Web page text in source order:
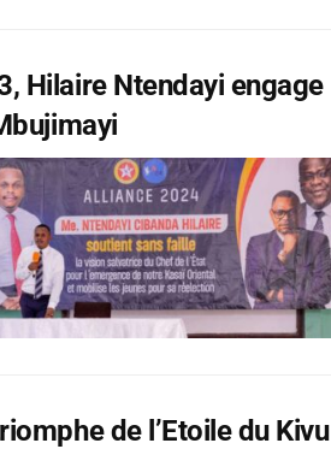
Hilaire Ntendayi engage
de l’Etoile du Kivu